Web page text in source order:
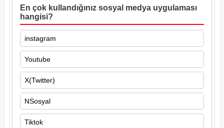
En çok kullandığınız sosyal medya uygulaması
hangisi?
instagram
Youtube
X(Twitter)
NSosyal
Tiktok